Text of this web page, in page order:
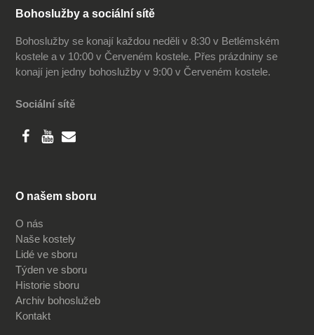
Bohoslužby a sociální sítě
Bohoslužby se konají každou neděli v 8:30 v Betlémském
kostele a v 10:00 v Červeném kostele. Přes prázdniny se
konají jen jedny bohoslužby v 9:00 v Červeném kostele.
Sociální sítě
O našem sboru
O nás
Naše kostely
Lidé ve sboru
Týden ve sboru
Historie sboru
Archiv bohoslužeb
Kontakt